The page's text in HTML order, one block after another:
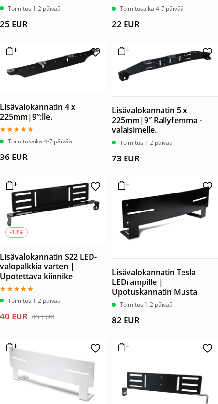
Arvostelu
tuotteesta:
/ 5
Toimitus 1-2 päivää
25 EUR
Arvostelu
tuotteesta:
/ 5
Toimitusaika 4-7 päivää
22 EUR
Lisävalokannatin 4 x
225mm|9″:lle.
Arvostelu
tuotteesta:
/ 5
Toimitusaika 4-7 päivää
36 EUR
Lisävalokannatin 5 x
225mm|9″ Rallyfemma -
valaisimelle.
Toimitus 1-2 päivää
73 EUR
-13%
Lisävalokannatin S22 LED-
valopalkkia varten |
Upotettava kiinnike
Arvostelu
tuotteesta:
/ 5
Toimitus 1-2 päivää
45EUR
Alkuperäinen
45 EUR.
40 EUR
Nykyinen
40 EUR.
Lisävalokannatin Tesla
LEDrampille |
Upotuskannatin Musta
Toimitus 1-2 päivää
82 EUR